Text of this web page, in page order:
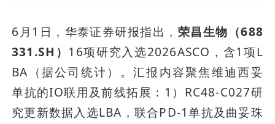
6月1日，华泰证券研报指出， 荣昌生物（688
331.SH） 16项研究入选2026ASCO，含1项L
BA（据公司统计）。汇报内容聚焦维迪西妥
单抗的IO联用及前线拓展：1）RC48-C027研
究更新数据入选LBA，联合PD-1单抗及曲妥珠